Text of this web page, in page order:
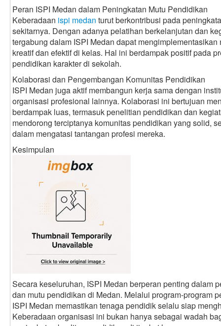
Peran ISPI Medan dalam Peningkatan Mutu Pendidikan
Keberadaan ispi medan turut berkontribusi pada
sekitarnya. Dengan adanya pelatihan berkelanjutan dan
tergabung dalam ISPI Medan dapat
kreatif dan efektif di kelas. Hal ini berdampak positif pada
pendidikan karakter di sekolah.
Kolaborasi dan Pengembangan Komunitas Pendidikan
ISPI Medan juga aktif membangun kerja sama dengan
organisasi profesional lainnya. Kolaborasi ini bertujuan
berdampak luas, termasuk penelitian pendidikan dan
mendorong terciptanya komunitas pendidikan yang solid,
dalam mengatasi tantangan profesi mereka.
Kesimpulan
Secara keseluruhan, ISPI Medan berperan penting dalam
dan mutu pendidikan di Medan. Melalui program-program
ISPI Medan memastikan tenaga pendidik selalu siap
Keberadaan organisasi ini bukan hanya sebagai wadah